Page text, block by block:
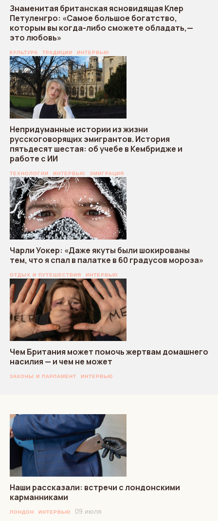
Знаменитая британская ясновидящая Клер
Петуленгро: «Самое большое богатство,
которым вы когда-либо сможете обладать,—
это любовь»
КУЛЬТУРА ТРАДИЦИИ ИНТЕРВЬЮ
Непридуманные истории из жизни
русскоговорящих эмигрантов. История
пятьдесят шестая: об учебе в Кембридже и
работе с ИИ
ТЕХНОЛОГИИ ИНТЕРВЬЮ ЭМИГРАЦИЯ
Чарли Уокер: «Даже якуты были шокированы
тем, что я спал в палатке в 60 градусов мороза»
ОТДЫХ И ПУТЕШЕСТВИЯ ИНТЕРВЬЮ
Чем Британия может помочь жертвам домашнего
насилия — и чем не может
ЗАКОНЫ И ПАРЛАМЕНТ ИНТЕРВЬЮ
Наши рассказали: встречи с лондонскими
карманниками
ЛОНДОН ИНТЕРВЬЮ 09 июля